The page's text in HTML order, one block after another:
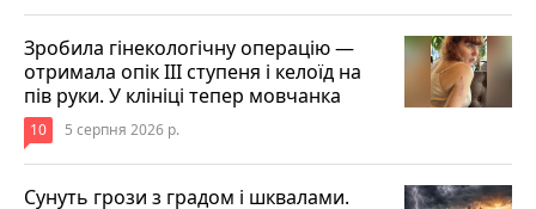
Зробила гінекологічну операцію —
отримала опік ІІІ ступеня і келоїд на
пів руки. У клініці тепер мовчанка
10 5 серпня 2026 р.
Сунуть грози з градом і шквалами.